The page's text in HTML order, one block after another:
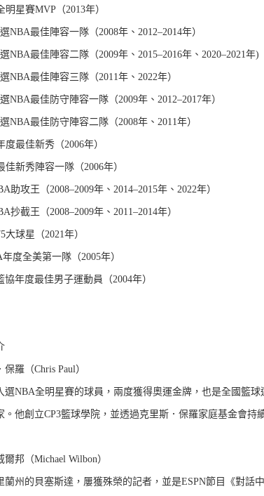
明星賽MVP（2013年）
NBA最佳陣容一隊（2008年、2012–2014年）
NBA最佳陣容二隊（2009年、2015–2016年、2020–2021年)
NBA最佳陣容三隊（2011年、2022年）
NBA最佳防守陣容一隊（2009年、2012–2017年）
NBA最佳防守陣容二隊（2008年、2011年）
度最佳新秀（2006年）
佳新秀陣容一隊（2006年）
助攻王（2008–2009年、2014–2015年、2022年）
抄截王（2008–2009年、2011–2014年）
大球星（2021年）
度全美第一隊（2005年）
協年度最佳男子運動員（2004年）
羅（Chris Paul）
選NBA全明星賽的球員，兩度獲得奧運金牌，也是全國籃
。他創立CP3籃球學院，並透過克里斯．保羅家庭基金會持
爾邦（Michael Wilbon）
蘭州的貝塞斯達，屢獲殊榮的記者，並是ESPN節目《對話